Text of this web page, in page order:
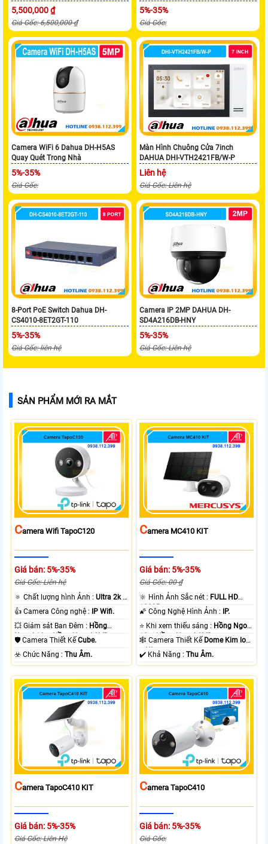
5,500,000 ₫
Giá Gốc: 6,500,000 ₫
5%-35%
Giá Gốc:
Camera WiFi 6 Dahua DH-H5AS
Quay Quét Trong Nhà
5%-35%
Giá Gốc:
Màn Hình Chuông Cửa 7inch
DAHUA DHI-VTH2421FB/W-P
Liên hệ
Giá Gốc: Liên hệ
8-Port PoE Switch Dahua DH-
CS4010-8ET2GT-110
5%-35%
Giá Gốc: liên hệ
Camera IP 2MP DAHUA DH-
SD4A216DB-HNY
5%-35%
Giá Gốc: Liên hệ
SẢN PHẨM MỚI RA MẮT
CAmera Wifi TapoC120
Giá bán: 5%-35%
Giá Gốc: Liên hệ
🔅 Chất lượng hình Ảnh :Ultra 2k +
.
👍 Camera Công nghệ :
IP Wifi.
💥 Giám sát Ban Đêm : Hồng
Ngoại 10m Hồng Ngoại SMD.
🛡 Camera Thiết KếCube.
️☣️ Chức Năng :Thu Âm.
CAmera MC410 KIT
Giá bán: 5%-35%
Giá Gốc: 00 ₫
🔆 Hình Ảnh Sắc nét : FULL HD
1080P .
🌠 Công Nghệ Hình Ảnh :
IP.
⭐ Khi xem thiếu sáng : Hồng Ngoại
10m Hồng Ngoại SMD.
🕸️ Camera Thiết Kế Dome Kim loại
+ Nhựa.
️✔️ Khả Năng :Thu Âm.
CAmera TapoC410 KIT
Giá bán: 5%-35%
Giá Gốc: Liên Hệ
CAmera TapoC410
Giá bán: 5%-35%
Giá Gốc: